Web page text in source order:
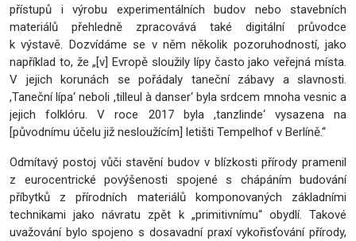
přístupů i výrobu experimentálních budov nebo stavebních
materiálů přehledně zpracovává také digitální průvodce
k výstavě. Dozvídáme se v něm několik pozoruhodností, jako
například to, že „[v] Evropě sloužily lípy často jako veřejná místa.
V jejich korunách se pořádaly taneční zábavy a slavnosti.
,Taneční lípa‘ neboli ,tilleul à danser‘ byla srdcem mnoha vesnic a
jejich folklóru. V roce 2017 byla ,tanzlinde‘ vysazena na
[původnímu účelu již nesloužícím] letišti Tempelhof v Berlíně.“
Odmítavý postoj vůči stavění budov v blízkosti přírody pramenil
z eurocentrické povýšenosti spojené s chápáním budování
příbytků z přírodních materiálů komponovaných základními
technikami jako návratu zpět k „primitivnímu“ obydlí. Takové
uvažování bylo spojeno s dosavadní praxí vykořisťování přírody,